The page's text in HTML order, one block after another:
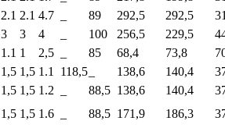
2.1 2.1 4.7 89 292,5 292,5
3 3 4 100 256,5 229,5
1.1 1 2,5 85 68,4 73,8
1,5 1,5 1.1 118,5 138,6 140,4
1,5 1,5 1.2 88,5 138,6 140,4
1,5 1,5 1.6 88,5 171,9 186,3